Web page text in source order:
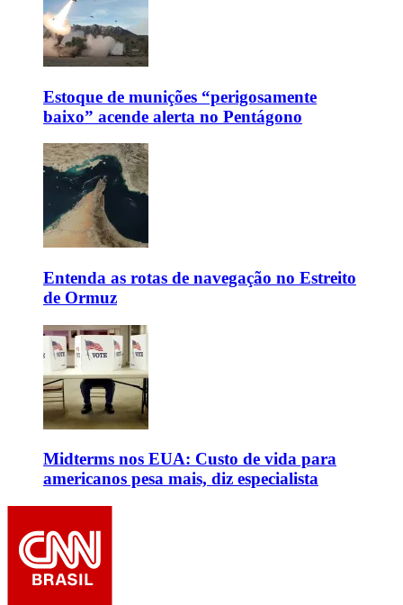
Estoque de munições “perigosamente
baixo” acende alerta no Pentágono
Entenda as rotas de navegação no Estreito
de Ormuz
Midterms nos EUA: Custo de vida para
americanos pesa mais, diz especialista